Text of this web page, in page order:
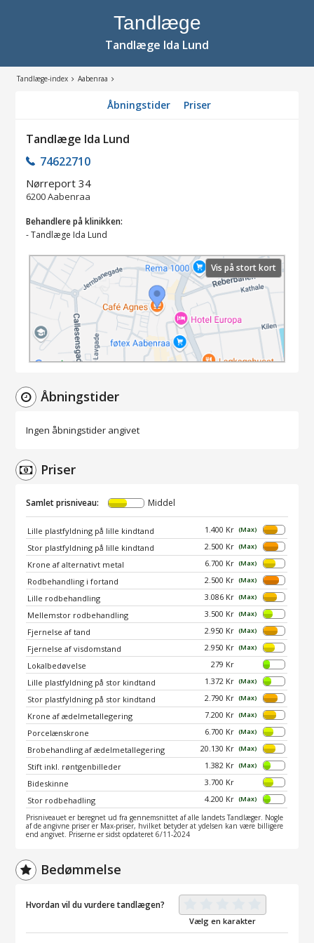
Tandlæge
Tandlæge Ida Lund
Tandlæge-index Aabenraa
Åbningstider Priser
Tandlæge Ida Lund
74622710
Nørreport 34
6200Aabenraa
Behandlere på klinikken:
-Tandlæge Ida Lund
Vis på stort kort
Åbningstider
Ingen åbningstider angivet
Priser
Samlet prisniveau: Middel
Lille plastfyldning på lille kindtand 1.400 Kr (Max)
Stor plastfyldning på lille kindtand 2.500 Kr (Max)
Krone af alternativt metal 6.700 Kr (Max)
Rodbehandling i fortand 2.500 Kr (Max)
Lille rodbehandling 3.086 Kr (Max)
Mellemstor rodbehandling 3.500 Kr (Max)
Fjernelse af tand 2.950 Kr (Max)
Fjernelse af visdomstand 2.950 Kr (Max)
Lokalbedøvelse
279 Kr
Lille plastfyldning på stor kindtand
1.372 Kr (Max)
Stor plastfyldning på stor kindtand 2.790 Kr (Max)
Krone af ædelmetallegering 7.200 Kr (Max)
Porcelænskrone 6.700 Kr (Max)
Brobehandling af ædelmetallegering 20.130 Kr (Max)
Stift inkl. røntgenbilleder 1.382 Kr (Max)
Bideskinne
3.700 Kr
Stor rodbehadling
4.200 Kr (Max)
Prisniveauet er beregnet ud fra gennemsnittet af alle landets Tandlæger. Nogle
af de angivne priser er Max-priser, hvilket betyder at ydelsen kan være billigere
end angivet. Priserne er sidst opdateret 6/11-2024
Bedømmelse
Hvordan vil du vurdere tandlægen?
Vælg en karakter